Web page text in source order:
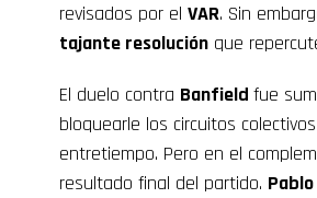
revisados por el VAR. Sin
tajante resolución que
El duelo contra Banfield fue
bloquearle los circuitos
entretiempo. Pero en el
resultado final del partido.